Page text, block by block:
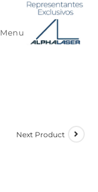
Menu
Next Product